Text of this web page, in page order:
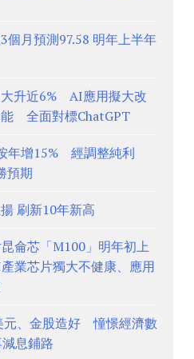
個月預測97.58 明年上半年
升近6% AI應用擬大改
全面對標ChatGPT
年增15% 經調整純利
預期
刷新10年新高
侖芯「M100」明年初上
業芯片獨大不健康、應用
元、金股造好 憧憬經濟數
息鋪路